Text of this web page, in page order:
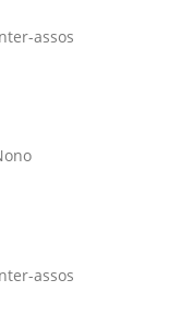
assos
assos